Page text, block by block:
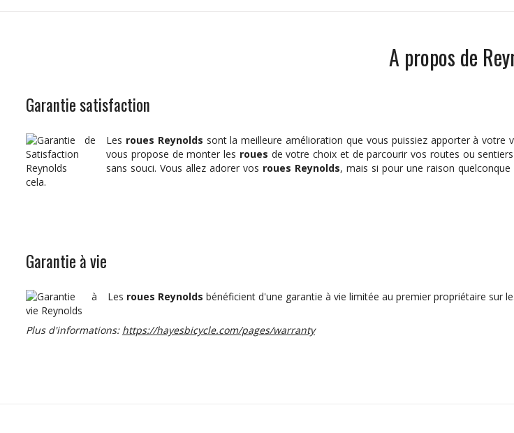
A propos de
Garantie satisfaction
Les roues Reynolds sont la meilleure amélioration que vous puissiez apporter à
vous propose de monter les roues de votre choix et de parcourir vos routes ou
sans souci. Vous allez adorer vos roues Reynolds, mais si pour une raison
cela.
Garantie à vie
Les roues Reynolds bénéficient d'une garantie à vie limitée au premier propriétaire sur
Plus d'informations: https://hayesbicycle.com/pages/warranty